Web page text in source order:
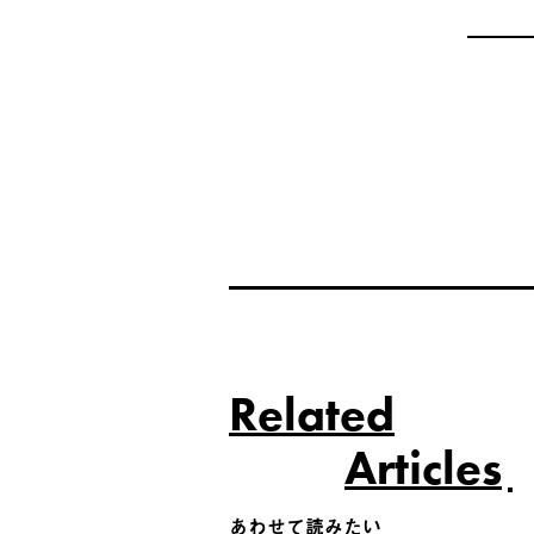
Related
Articles
あわせて読みたい